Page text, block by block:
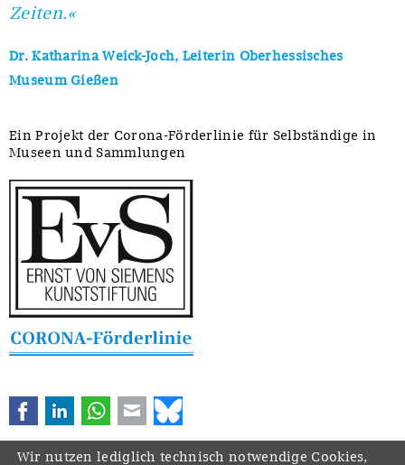
Zeiten.«
Dr. Katharina Weick-Joch, Leiterin Oberhessisches
Museum Gießen
Ein Projekt der Corona-Förderlinie für Selbständige in
Museen und Sammlungen
FacebookLinkedInWhatsApp
E-mail
Wir nutzen lediglich technisch notwendige Cookies,